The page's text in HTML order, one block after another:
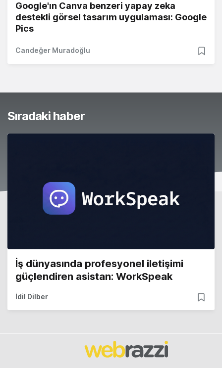
Google'ın Canva benzeri yapay zeka
destekli görsel tasarım uygulaması: Google
Pics
Candeğer Muradoğlu
Sıradaki haber
İş dünyasında profesyonel iletişimi
güçlendiren asistan: WorkSpeak
İdil Dilber